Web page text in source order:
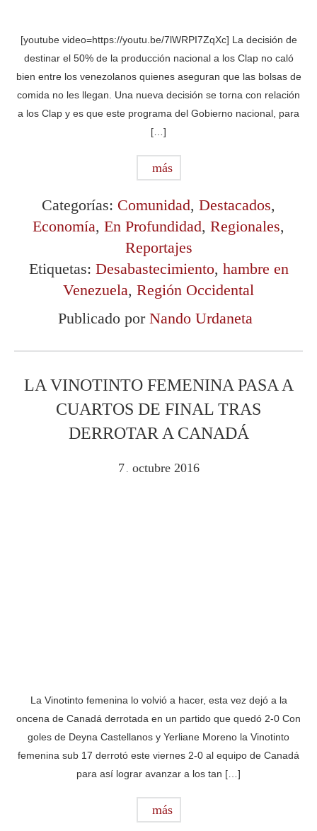
[youtube video=https://youtu.be/7lWRPI7ZqXc] La decisión de
destinar el 50% de la producción nacional a los Clap no caló
bien entre los venezolanos quienes aseguran que las bolsas de
comida no les llegan. Una nueva decisión se torna con relación
a los Clap y es que este programa del Gobierno nacional, para
[…]
más
Categorías: Comunidad, Destacados,
Economía, En Profundidad, Regionales,
Reportajes
Etiquetas: Desabastecimiento, hambre en
Venezuela, Región Occidental
Publicado por Nando Urdaneta
LA VINOTINTO FEMENINA PASA A
CUARTOS DE FINAL TRAS
DERROTAR A CANADÁ
7 octubre 2016
La Vinotinto femenina lo volvió a hacer, esta vez dejó a la
oncena de Canadá derrotada en un partido que quedó 2-0 Con
goles de Deyna Castellanos y Yerliane Moreno la Vinotinto
femenina sub 17 derrotó este viernes 2-0 al equipo de Canadá
para así lograr avanzar a los tan […]
más